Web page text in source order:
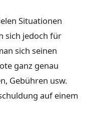
Situationen
sich jedoch für
sich seinen
ganz genau
Gebühren usw.
auf einem